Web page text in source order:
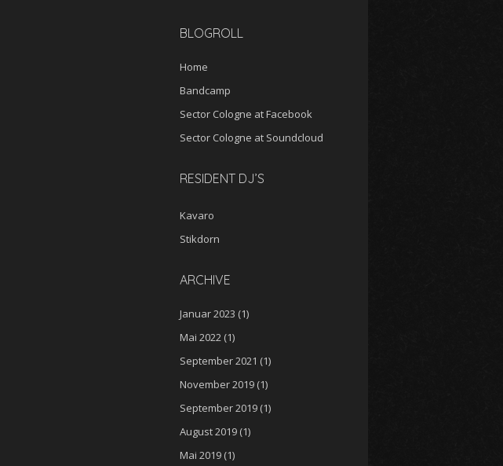
BLOGROLL
Home
Bandcamp
Sector Cologne at Facebook
Sector Cologne at Soundcloud
RESIDENT DJ’S
Kavaro
Stikdorn
ARCHIVE
Januar 2023 (1)
Mai 2022 (1)
September 2021 (1)
November 2019 (1)
September 2019 (1)
August 2019 (1)
Mai 2019 (1)